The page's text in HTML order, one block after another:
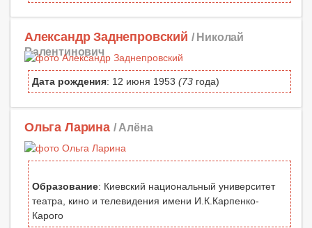
Александр Заднепровский / Николай
Валентинович
Дата рождения: 12 июня 1953 (73 года)
Ольга Ларина / Алёна
Образование: Киевский национальный университет
театра, кино и телевидения имени И.К.Карпенко-
Карого